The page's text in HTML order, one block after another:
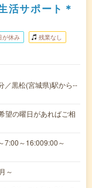
活サポート＊
が休み 残業なし
／黒松(宮城県)駅から--
望の曜日があればご相
7:00～16:009:00～
～